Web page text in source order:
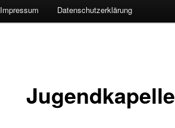
Impressum Datenschutzerklärung
Jugendkapelle